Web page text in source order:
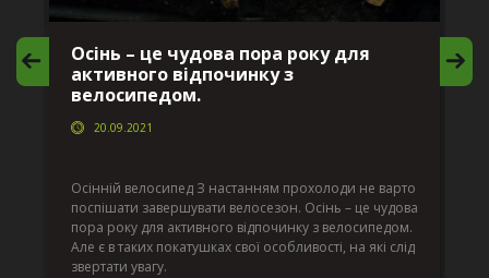
Осінь – це чудова пора року для
активного відпочинку з
велосипедом.
20.09.2021
Осінній велосипед З настанням прохолоди не варто
поспішати завершувати велосезон. Осінь – це чудова
пора року для активного відпочинку з велосипедом.
Але є в таких покатушках свої особливості, на які слід
звертати увагу.